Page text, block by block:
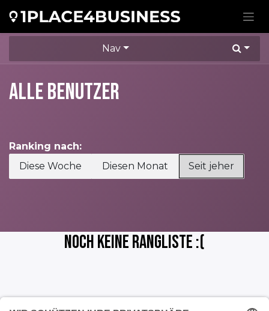
Nav
Alle Benutzer
Ranking nach:
Diese Woche
Diesen Monat Seit jeher
Noch keine Rangliste :(